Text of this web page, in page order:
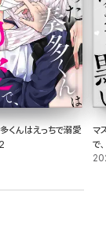
くんはえっちで溺愛
マ
で